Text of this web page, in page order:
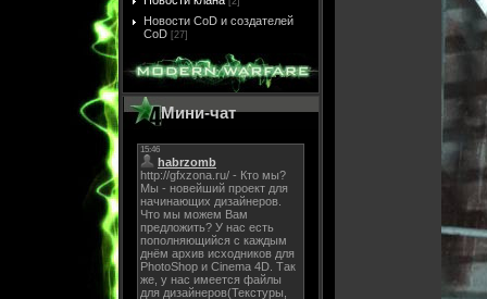
Новости CoD и создателей
CoD [27]
Мини-чат